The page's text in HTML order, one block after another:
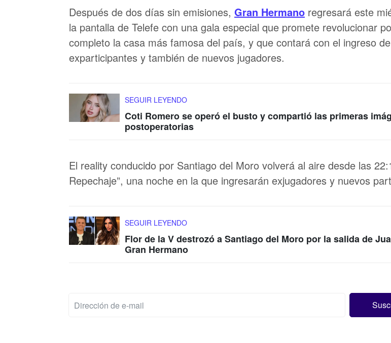
Después de dos días sin emisiones, Gran Hermano regresará este
la pantalla de Telefe con una gala especial que promete revolucionar
completo la casa más famosa del país, y que contará con el ingreso de
exparticipantes y también de nuevos jugadores.
SEGUIR LEYENDO
Coti Romero se operó el busto y compartió las primeras
postoperatorias
El reality conducido por Santiago del Moro volverá al aire desde las
Repechaje”, una noche en la que ingresarán exjugadores y nuevos
SEGUIR LEYENDO
Flor de la V destrozó a Santiago del Moro por la salida de
Gran Hermano